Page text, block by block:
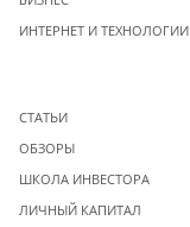
ИНТЕРНЕТ И ТЕХНОЛОГИИ
СТАТЬИ
ОБЗОРЫ
ШКОЛА ИНВЕСТОРА
ЛИЧНЫЙ КАПИТАЛ